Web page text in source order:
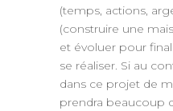
(temps, actions,
(construire une
et évoluer pour
se réaliser. Si au
dans ce projet de
prendra beaucoup